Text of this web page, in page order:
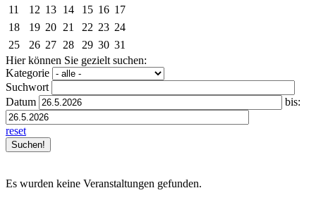
11
12 13 14 15 16 17
18
19 20 21 22 23 24
25
26 27 28 29 30 31
Hier können Sie gezielt suchen:
Kategorie
Suchwort
Datum
bis:
reset
Es wurden keine Veranstaltungen gefunden.